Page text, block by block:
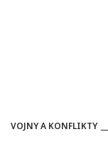
VOJNY A KONFLIKTY